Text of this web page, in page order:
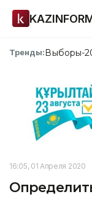
Тренды:Выборы-
16:05, 01 Апреля 2020